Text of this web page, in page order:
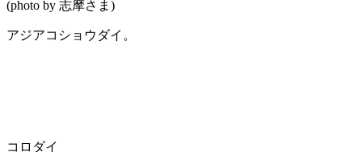
(photo by 志摩さま)
アジアコショウダイ。
コロダイ